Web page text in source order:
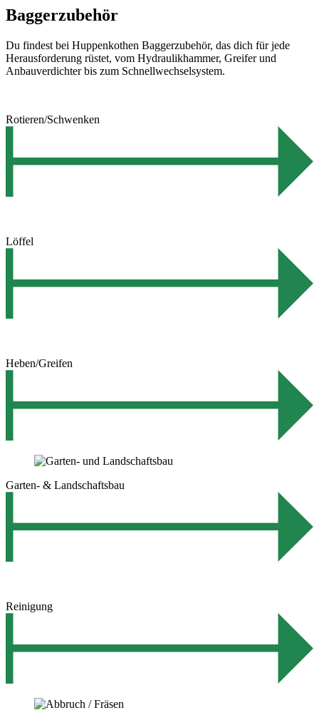
Baggerzubehör
Du findest bei Huppenkothen Baggerzubehör, das dich für jede
Herausforderung rüstet, vom Hydraulikhammer, Greifer und
Anbauverdichter bis zum Schnellwechselsystem.
Rotieren/Schwenken
Löffel
Heben/Greifen
Garten- & Landschaftsbau
Reinigung